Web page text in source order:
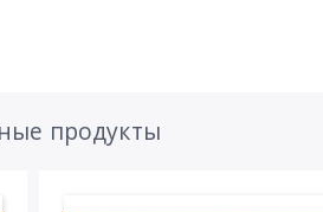
продукты